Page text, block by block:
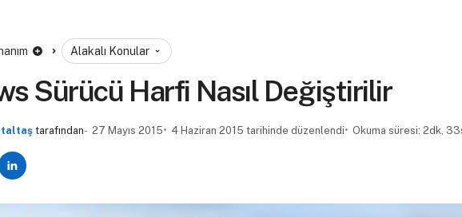
Alakalı Konular
Sürücü Harfi Nasıl Değiştirilir
tarafından 27 Mayıs 2015 4 Haziran 2015 tarihinde düzenlendi Okuma süresi: 2dk,